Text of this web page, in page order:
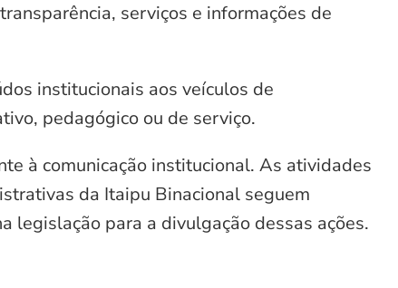
serviços e informações de
institucionais aos veículos de
pedagógico ou de serviço.
à comunicação institucional. As atividades
da Itaipu Binacional seguem
legislação para a divulgação dessas ações.